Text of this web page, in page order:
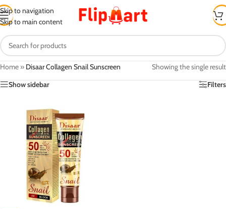
Skip to navigation
Skip to main content
Home » Disaar Collagen Snail Sunscreen
Showing the single result
Show sidebar
Filters